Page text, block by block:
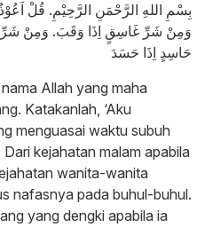
بِسْمِ اللهِ الرَّحْمَنِ الرَّحِيْمِ. قُلْ
وَمِنْ شَرِّ غَاسِقٍ اِذَا وَقَبَ. وَمِنْ شَرِّ
حَاسِدٍ اِذَا حَسَدَ
Allah yang maha
Katakanlah, ‘Aku
menguasai waktu subuh
kejahatan malam apabila
wanita-wanita
nafasnya pada buhul-buhul.
yang dengki apabila ia